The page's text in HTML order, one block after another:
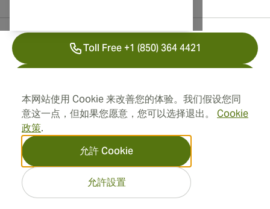
本网站使用 Cookie 来改善您的体验。我们假设您同
意这一点，但如果您愿意，您可以选择退出。 Cookie
政策.
允許 Cookie
允許設置
地址
資訊
Toll Free +1 (850) 364 4421
info@swisscubancigars.com